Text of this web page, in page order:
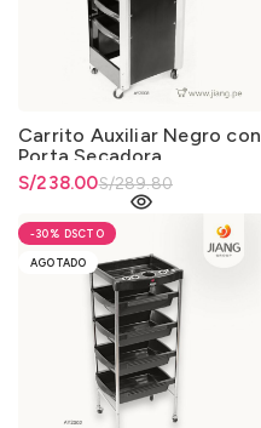
Carrito Auxiliar Negro con
Porta Secadora
S/289.80
El precio original era:
S/238.00
El precio actual es: S/238.00.
-30%
AGOTADO